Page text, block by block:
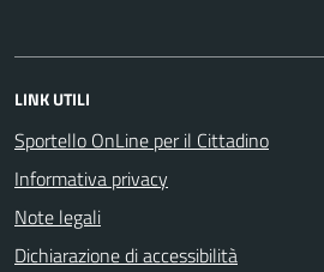
LINK UTILI
Sportello OnLine per il Cittadino
Informativa privacy
Note legali
Dichiarazione di accessibilità